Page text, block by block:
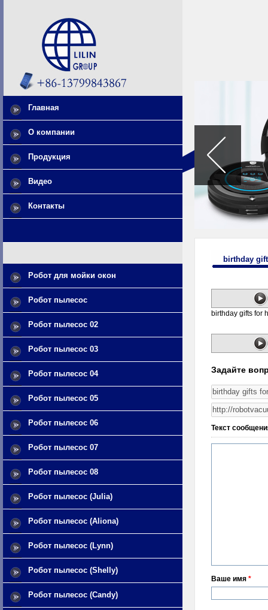
Главная
О компании
Продукция
Видео
Контакты
Робот для мойки окон
Робот пылесос
Робот пылесос 02
Робот пылесос 03
Робот пылесос 04
Робот пылесос 05
Робот пылесос 06
Робот пылесос 07
Робот пылесос 08
Робот пылесос (Julia)
Робот пылесос (Aliona)
Робот пылесос (Lynn)
Робот пылесос (Shelly)
Робот пылесос (Candy)
birthday
birthday gifts for
Задайте
Текст
Ваше имя *